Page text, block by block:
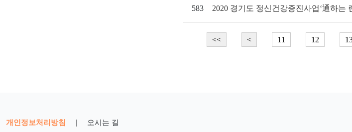
583 2020 경기도 정신건강증진사업‘通하는
<< < 11 12
개인정보처리방침 | 오시는 길